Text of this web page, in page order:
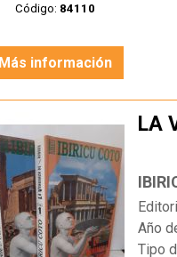
Código: 84110
Más información
LA
Año
Tipo